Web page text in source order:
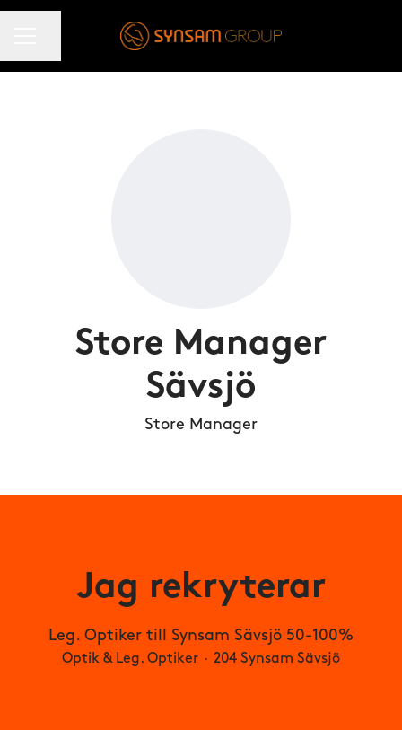
Store Manager
Sävsjö
Store Manager
Jag rekryterar
Leg. Optiker till Synsam Sävsjö 50-100%
Optik & Leg. Optiker · 204 Synsam Sävsjö